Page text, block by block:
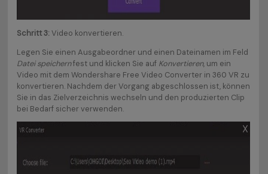
Schritt 3: Video konvertieren.
Legen Sie einen Ausgabeordner und einen Dateinamen im Feld
Datei speichernfest und klicken Sie auf Konvertieren, um ein
Video mit dem Wondershare Free Video Converter in 360 VR zu
konvertieren. Nachdem der Vorgang abgeschlossen ist, können
Sie in das Zielverzeichnis wechseln und den produzierten Clip
bei Bedarf sicher verwenden.